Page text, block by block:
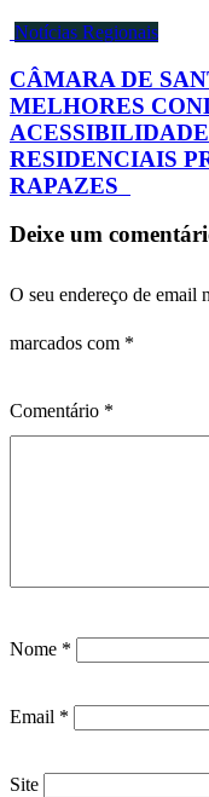
Notícias Regionais
CÂMARA DE
MELHORES
RESIDENCIAIS
RAPAZES
Deixe um
O seu endereço de email
marcados com *
Comentário *
Nome *
Email *
Site